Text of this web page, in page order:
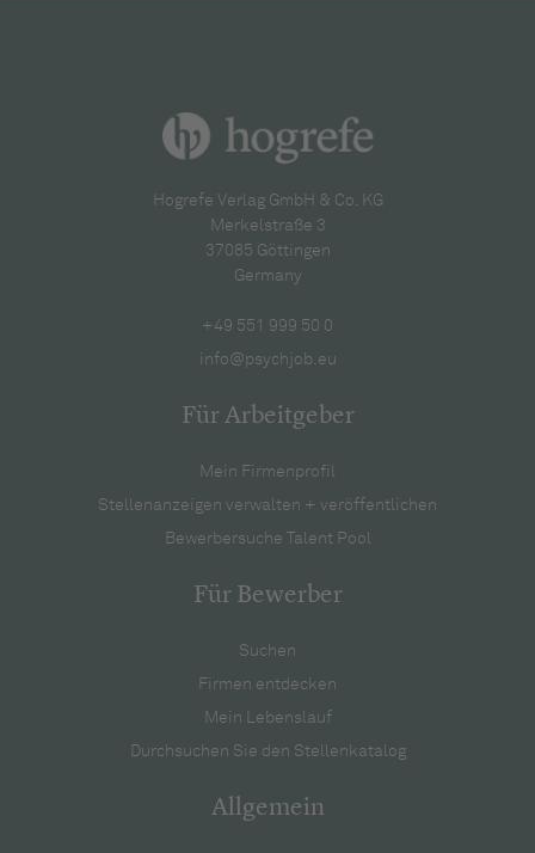
Hogrefe Verlag GmbH & Co. KG
Merkelstraße 3
37085 Göttingen
Germany
+49 551 999 50 0
info@psychjob.eu
Für Arbeitgeber
Mein Firmenprofil
Stellenanzeigen verwalten + veröffentlichen
Bewerbersuche Talent Pool
Für Bewerber
Suchen
Firmen entdecken
Mein Lebenslauf
Durchsuchen Sie den Stellenkatalog
Allgemein